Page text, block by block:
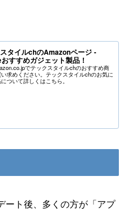
タイルchのAmazonページ -
すすめガジェット製品！
でテックスタイルchのおすすめ商
求めください。テックスタイルchのお気に
ついて詳しくはこちら。
ート後、多くの方が「アプ